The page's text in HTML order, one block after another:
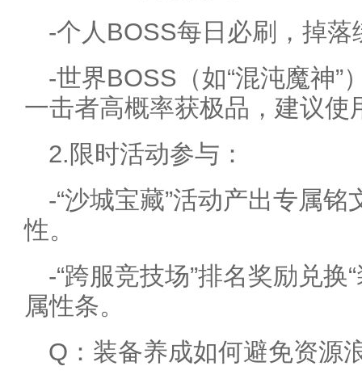
-个人BOSS每日必刷，掉
-世界BOSS（如“混沌魔神”
一击者高概率获极品，建议使
2.限时活动参与：
-“沙城宝藏”活动产出专属
性。
-“跨服竞技场”排名奖励兑换
属性条。
Q：装备养成如何避免资源